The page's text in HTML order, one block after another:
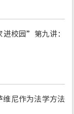
校园”第九讲：
维尼作为法学方法